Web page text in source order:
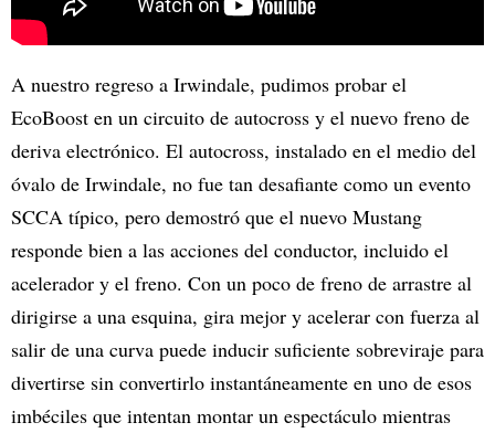
A nuestro regreso a Irwindale, pudimos probar el
EcoBoost en un circuito de autocross y el nuevo freno de
deriva electrónico. El autocross, instalado en el medio del
óvalo de Irwindale, no fue tan desafiante como un evento
SCCA típico, pero demostró que el nuevo Mustang
responde bien a las acciones del conductor, incluido el
acelerador y el freno. Con un poco de freno de arrastre al
dirigirse a una esquina, gira mejor y acelerar con fuerza al
salir de una curva puede inducir suficiente sobreviraje para
divertirse sin convertirlo instantáneamente en uno de esos
imbéciles que intentan montar un espectáculo mientras